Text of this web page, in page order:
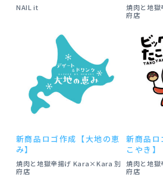
NAIL it
焼肉と地
府店
新商品ロゴ作成【大地の恵
み】
焼肉と地獄辛揚げ Kara×Kara 別
府店
新商品ロ
こやき】
焼肉と地
府店